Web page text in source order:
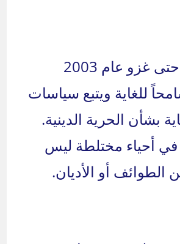
كان العراق حتى غزو عام 2003
للغاية ويتبع سياسات
بشأن الحرية الدينية.
في أحياء مختلطة ليس
الطوائف أو الأديان.